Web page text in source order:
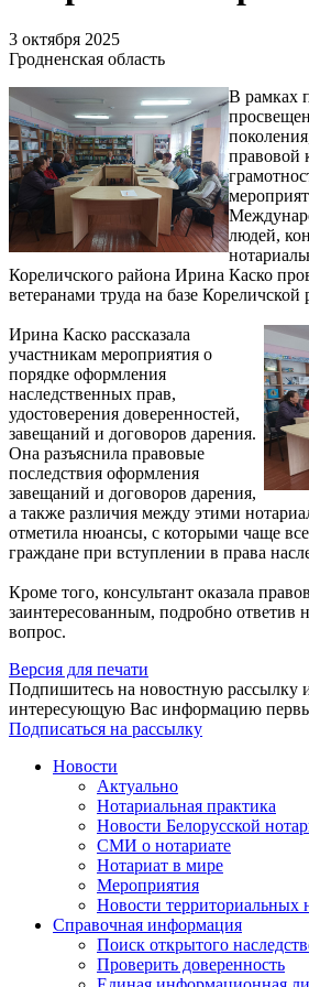
3 октября 2025
Гродненская область
В рамках
правовой
людей,
Кореличского района Ирина Каско
ветеранами труда на базе
Ирина Каско рассказала
участникам мероприятия о
порядке оформления
наследственных прав,
удостоверения доверенностей,
завещаний и договоров дарения.
Она разъяснила правовые
последствия оформления
завещаний и договоров дарения,
а также различия между этими
отметила нюансы, с которыми чаще
граждане при вступлении в права
Кроме того, консультант оказала
заинтересованным, подробно ответив
вопрос.
Версия для печати
Подпишитесь на новостную рассылку
интересующую Вас информацию
Подписаться на рассылку
Новости
Актуально
Нотариальная практика
Новости Белорусской
СМИ о нотариате
Нотариат в мире
Мероприятия
Новости территориальных
Справочная информация
Поиск открытого
Проверить доверенность